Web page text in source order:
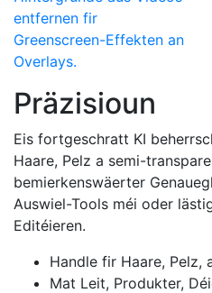
entfernen fir
Greenscreen-Effekten an
Overlays.
Präzisioun
Eis fortgeschratt KI
Haare, Pelz a semi-
bemierkenswäerter
Auswiel-Tools méi oder
Editéieren.
Handle fir Haare, Pelz,
Mat Leit, Produkter,